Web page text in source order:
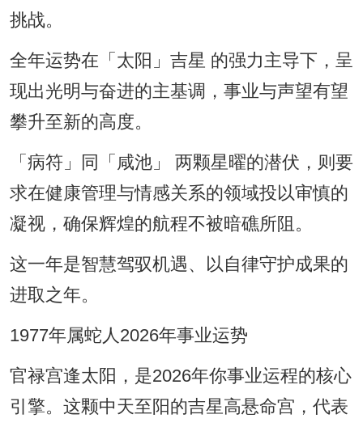
挑战。
全年运势在「太阳」吉星 的强力主导下，呈
现出光明与奋进的主基调，事业与声望有望
攀升至新的高度。
「病符」同「咸池」 两颗星曜的潜伏，则要
求在健康管理与情感关系的领域投以审慎的
凝视，确保辉煌的航程不被暗礁所阻。
这一年是智慧驾驭机遇、以自律守护成果的
进取之年。
1977年属蛇人2026年事业运势
官禄宫逢太阳，是2026年你事业运程的核心
引擎。这颗中天至阳的吉星高悬命宫，代表